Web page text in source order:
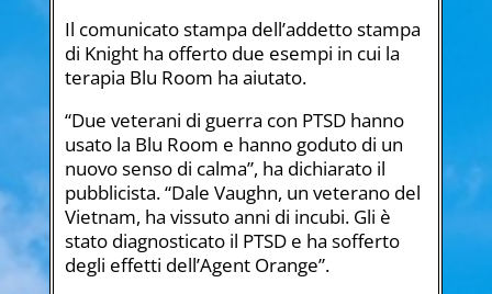
Il comunicato stampa dell’addetto stampa
di Knight ha offerto due esempi in cui la
terapia Blu Room ha aiutato.
“Due veterani di guerra con PTSD hanno
usato la Blu Room e hanno goduto di un
nuovo senso di calma”, ha dichiarato il
pubblicista. “Dale Vaughn, un veterano del
Vietnam, ha vissuto anni di incubi. Gli è
stato diagnosticato il PTSD e ha sofferto
degli effetti dell’Agent Orange”.